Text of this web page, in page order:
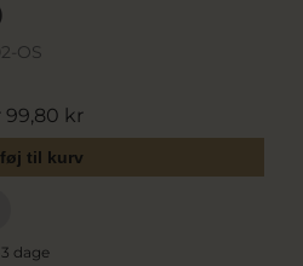
OS
99,80 kr
til kurv
dage